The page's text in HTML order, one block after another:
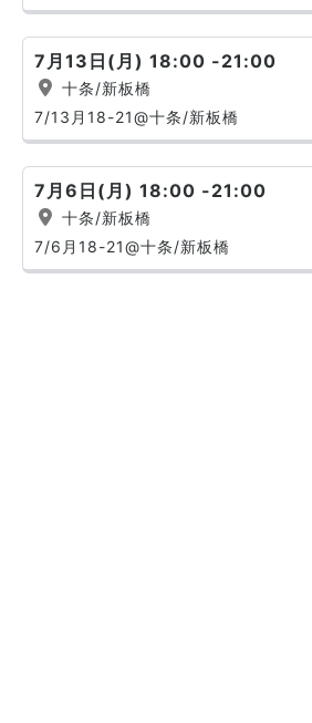
7月13日(月) 18:00 -21:00
十条/新板橋
7/13月18-21@十条/新板橋
7月6日(月) 18:00 -21:00
十条/新板橋
7/6月18-21@十条/新板橋